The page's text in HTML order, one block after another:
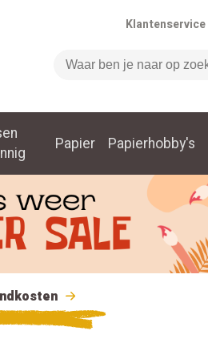
Klantenservice
Papier Papierhobby's